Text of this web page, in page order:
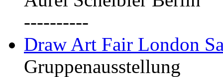
----------
Draw Art Fair London
Gruppenausstellung